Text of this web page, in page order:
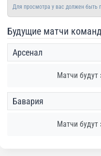
Для просмотра у вас должен быть
Будущие матчи команд
Арсенал
Матчи
Бавария
Матчи